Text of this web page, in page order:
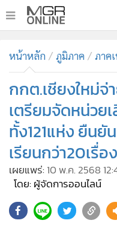
ทันเหตุการณ์
• ภาคใต้
ภูมิภาค
Online Section
• บันเทิง
• ผู้จัดการรายวัน
• คอลัมนิสต์
• CbizReview
หน้าหลัก ภูมิภาค ภาค
กกต.เชียงใหม่
เตรียมจัดหน่วย
ทั้ง121แห่ง ยืน
เรียนกว่า20เรื่อง
เผยแพร่: 10 พ.ค. 2568
โดย: ผู้จัดการออนไลน์